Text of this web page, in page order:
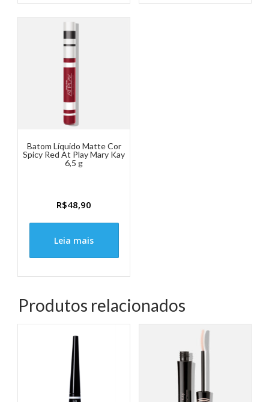
Batom Líquido Matte Cor
Spicy Red At Play Mary Kay
6,5 g
R$48,90
Leia mais
Produtos relacionados